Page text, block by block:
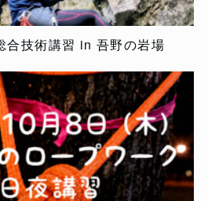
合技術講習 in 吾野の岩場